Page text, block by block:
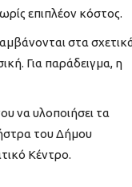
επιπλέον κόστος.
στα
Για παράδειγμα, η
να υλοποιήσει τα
του Δήμου
Κέντρο.